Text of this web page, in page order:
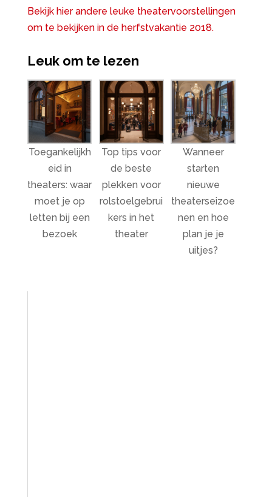
Bekijk hier andere leuke theatervoorstellingen
om te bekijken in de herfstvakantie 2018.
Leuk om te lezen
Toegankelijkh
eid in
theaters: waar
moet je op
letten bij een
bezoek
Top tips voor
de beste
plekken voor
rolstoelgebrui
kers in het
theater
Wanneer
starten
nieuwe
theaterseizoe
nen en hoe
plan je je
uitjes?